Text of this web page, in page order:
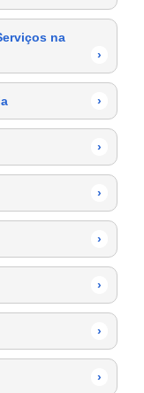
na
›
›
›
›
›
›
›
›